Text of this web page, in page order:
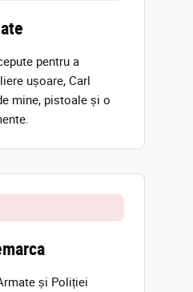
pentru a
ușoare, Carl
mine, pistoale și o
și Poliției